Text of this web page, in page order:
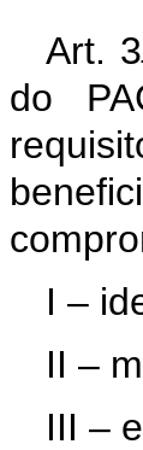
Art. 3
do
I –
II –
III –